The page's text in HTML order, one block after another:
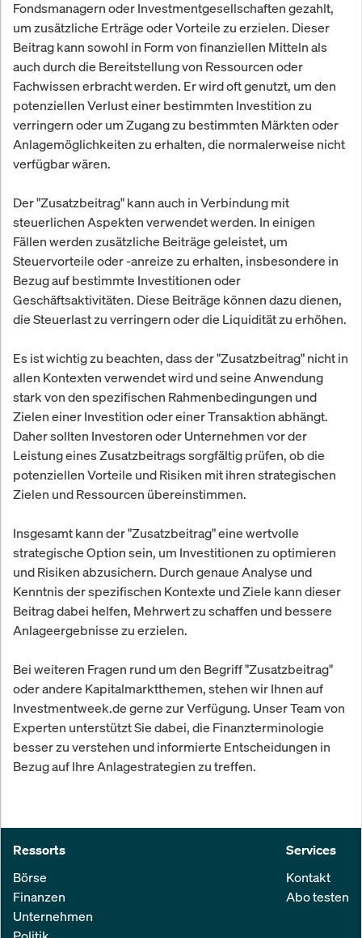
Fondsmanagern oder Investmentgesellschaften gezahlt,
um zusätzliche Erträge oder Vorteile zu erzielen. Dieser
Beitrag kann sowohl in Form von finanziellen Mitteln als
auch durch die Bereitstellung von Ressourcen oder
Fachwissen erbracht werden. Er wird oft genutzt, um den
potenziellen Verlust einer bestimmten Investition zu
verringern oder um Zugang zu bestimmten Märkten oder
Anlagemöglichkeiten zu erhalten, die normalerweise nicht
verfügbar wären.
Der "Zusatzbeitrag" kann auch in Verbindung mit
steuerlichen Aspekten verwendet werden. In einigen
Fällen werden zusätzliche Beiträge geleistet, um
Steuervorteile oder -anreize zu erhalten, insbesondere in
Bezug auf bestimmte Investitionen oder
Geschäftsaktivitäten. Diese Beiträge können dazu dienen,
die Steuerlast zu verringern oder die Liquidität zu erhöhen.
Es ist wichtig zu beachten, dass der "Zusatzbeitrag" nicht in
allen Kontexten verwendet wird und seine Anwendung
stark von den spezifischen Rahmenbedingungen und
Zielen einer Investition oder einer Transaktion abhängt.
Daher sollten Investoren oder Unternehmen vor der
Leistung eines Zusatzbeitrags sorgfältig prüfen, ob die
potenziellen Vorteile und Risiken mit ihren strategischen
Zielen und Ressourcen übereinstimmen.
Insgesamt kann der "Zusatzbeitrag" eine wertvolle
strategische Option sein, um Investitionen zu optimieren
und Risiken abzusichern. Durch genaue Analyse und
Kenntnis der spezifischen Kontexte und Ziele kann dieser
Beitrag dabei helfen, Mehrwert zu schaffen und bessere
Anlageergebnisse zu erzielen.
Bei weiteren Fragen rund um den Begriff "Zusatzbeitrag"
oder andere Kapitalmarktthemen, stehen wir Ihnen auf
Investmentweek.de gerne zur Verfügung. Unser Team von
Experten unterstützt Sie dabei, die Finanzterminologie
besser zu verstehen und informierte Entscheidungen in
Bezug auf Ihre Anlagestrategien zu treffen.
Ressorts
Börse
Finanzen
Unternehmen
Services
Kontakt
Abo testen